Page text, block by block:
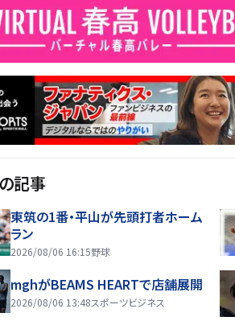
記事
東筑の1番・平山が先頭打者ホーム
ラン
2026/08/06 16:15野球
mghがBEAMS HEARTで店舗展開
2026/08/06 13:48スポーツビジネス